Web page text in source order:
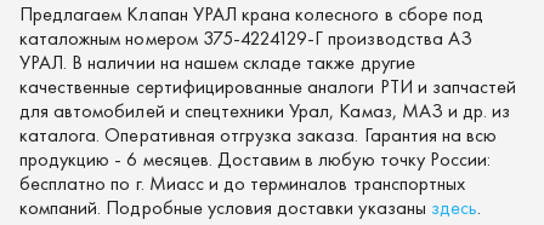
Предлагаем Клапан УРАЛ крана колесного в сборе под
каталожным номером 375-4224129-Г производства АЗ
УРАЛ. В наличии на нашем складе также другие
качественные сертифицированные аналоги РТИ и запчастей
для автомобилей и спецтехники Урал, Камаз, МАЗ и др. из
каталога. Оперативная отгрузка заказа. Гарантия на всю
продукцию - 6 месяцев. Доставим в любую точку России:
бесплатно по г. Миасс и до терминалов транспортных
компаний. Подробные условия доставки указаны здесь.